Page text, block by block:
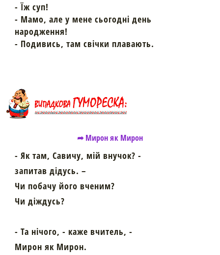
- Їж суп!
- Мамо, але у мене сьогодні день
народження!
- Подивись, там свічки плавають.
➦ Мирон як Мирон
- Як там, Савичу, мій внучок? -
запитав дідусь. –
Чи побачу його вченим?
Чи діждусь?
- Та нічого, - каже вчитель, -
Мирон як Мирон.